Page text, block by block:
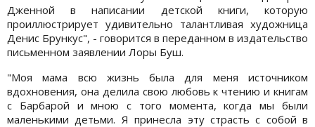
Дженной в написании детской книги, которую
проиллюстрирует удивительно талантливая художница
Денис Брункус", - говорится в переданном в издательство
письменном заявлении Лоры Буш.
"Моя мама всю жизнь была для меня источником
вдохновения, она делила свою любовь к чтению и книгам
с Барбарой и мною с того момента, когда мы были
маленькими детьми. Я принесла эту страсть с собой в